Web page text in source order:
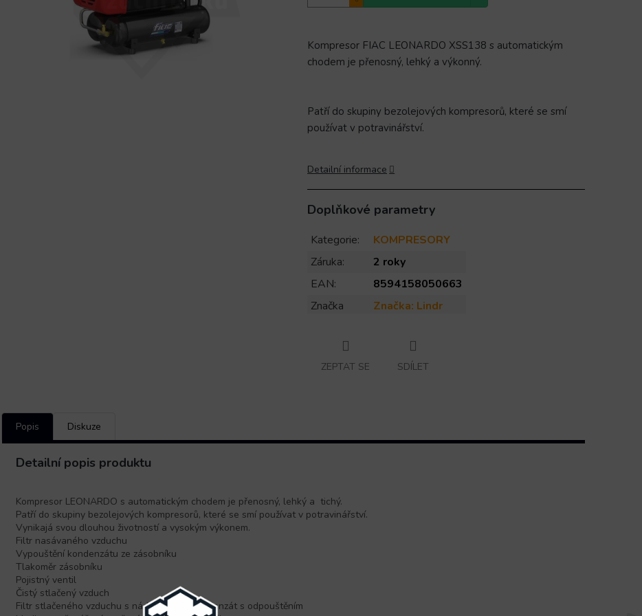
Kompresor FIAC LEONARDO XSS138 s automatickým
chodem je přenosný, lehký a výkonný.
Patří do skupiny bezolejových kompresorů, které se smí
používat v potravinářství.
Detailní informace
Doplňkové parametry
Kategorie:
KOMPRESORY
Záruka:
2 roky
EAN:
8594158050663
Značka
Značka: Lindr
ZEPTAT SE SDÍLET
Popis Diskuze
Detailní popis produktu
Kompresor LEONARDO s automatickým chodem je přenosný, lehký a tichý.
Patří do skupiny bezolejových kompresorů, které se smí používat v potravinářství.
Vynikajá svou dlouhou životností a vysokým výkonem.
Filtr nasávaného vzduchu
Vypouštění kondenzátu ze zásobníku
Tlakoměr zásobníku
Pojistný ventil
Čistý stlačený vzduch
Filtr stlačeného vzduchu s nádobkou na kondenzát s odpouštěním